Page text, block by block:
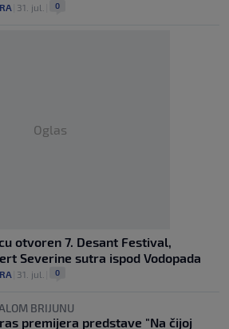
31. jul. 0
Oglas
otvoren 7. Desant Festival,
Severine sutra ispod Vodopada
31. jul. 0
BRIJUNU
premijera predstave "Na čijoj